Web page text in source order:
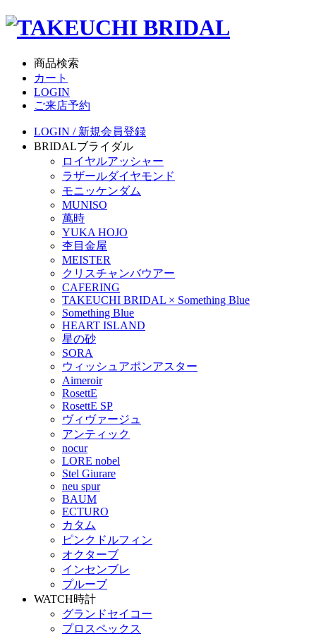
商品検索
カート
LOGIN
ご来店予約
LOGIN / 新規会員登録
BRIDALブライダル
ロイヤルアッシャー
ラザールダイヤモンド
モニッケンダム
MUNISO
萬時
YUKA HOJO
杢目金屋
MEISTER
クリスチャンバウアー
CAFERING
TAKEUCHI BRIDAL × Something Blue
Something Blue
HEART ISLAND
星の砂
SORA
ウィッシュアポンアスター
Aimeroir
RosettE
RosettE SP
ヴィヴァージュ
アンティック
nocur
LORE nobel
Stel Giurare
neu spur
BAUM
ECTURO
カタム
ピンクドルフィン
オクターブ
インセンブレ
プルーブ
WATCH時計
グランドセイコー
プロスペックス